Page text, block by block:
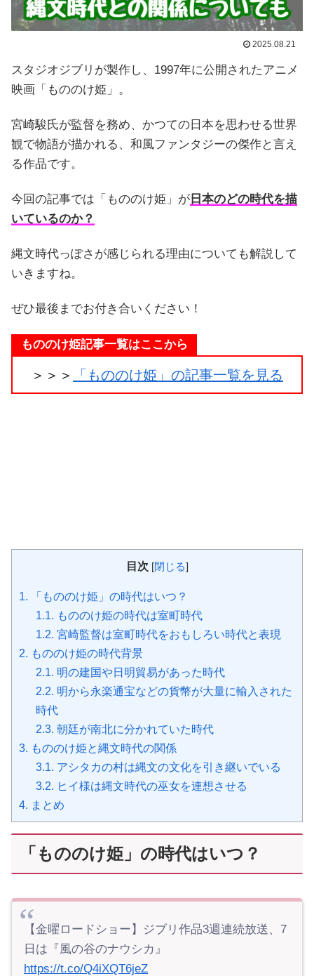
2025.08.21
スタジオジブリが製作し、1997年に公開されたアニメ
映画「もののけ姫」。
宮崎駿氏が監督を務め、かつての日本を思わせる世界
観で物語が描かれる、和風ファンタジーの傑作と言え
る作品です。
今回の記事では「もののけ姫」が 日本のどの時代を描
いているのか？
縄文時代っぽさが感じられる理由についても解説して
いきますね。
ぜひ最後までお付き合いください！
もののけ姫記事一覧はここから
＞＞＞ 「もののけ姫」の記事一覧を見る
目次 [閉じる]
1. 「もののけ姫」の時代はいつ？
1.1. もののけ姫の時代は室町時代
1.2. 宮崎監督は室町時代をおもしろい時代と表現
2. もののけ姫の時代背景
2.1. 明の建国や日明貿易があった時代
2.2. 明から永楽通宝などの貨幣が大量に輸入された
時代
2.3. 朝廷が南北に分かれていた時代
3. もののけ姫と縄文時代の関係
3.1. アシタカの村は縄文の文化を引き継いでいる
3.2. ヒイ様は縄文時代の巫女を連想させる
4. まとめ
「もののけ姫」の時代はいつ？
【金曜ロードショー】ジブリ作品3週連続放送、7
日は『風の谷のナウシカ』
https://t.co/Q4iXQT6jeZ